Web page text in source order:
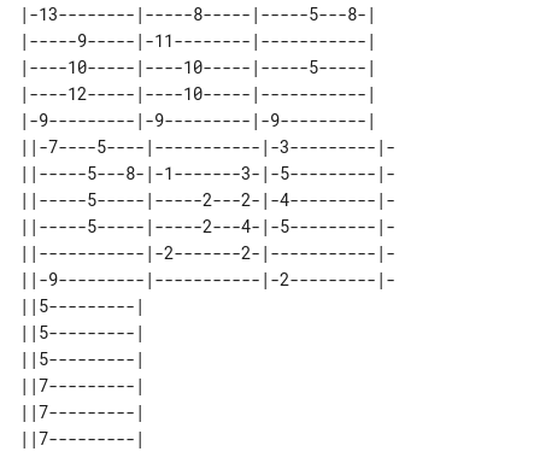
|-13--------|-----8-----|-----5---8-|
|-----9-----|-11--------|-----------|
|----10-----|----10-----|-----5-----|
|----12-----|----10-----|-----------|
|-9---------|-9---------|-9---------|
||-7----5----|-----------|-3---------|-
||-----5---8-|-1-------3-|-5---------|-
||-----5-----|-----2---2-|-4---------|-
||-----5-----|-----2---4-|-5---------|-
||-----------|-2-------2-|-----------|-
||-9---------|-----------|-2---------|-
||5---------|
||5---------|
||5---------|
||7---------|
||7---------|